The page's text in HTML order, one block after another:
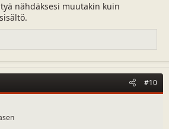
nähdäksesi muutakin kuin
#10